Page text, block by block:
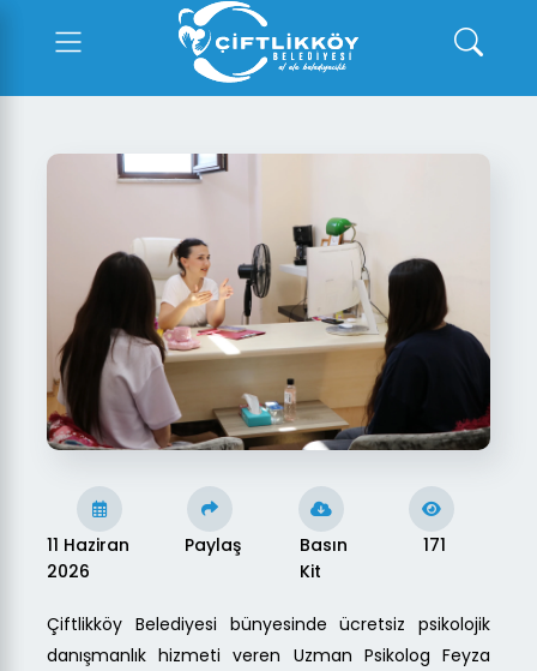
11 Haziran
2026
Paylaş
Basın
Kit
171
Çiftlikköy Belediyesi bünyesinde ücretsiz psikolojik
danışmanlık hizmeti veren Uzman Psikolog Feyza